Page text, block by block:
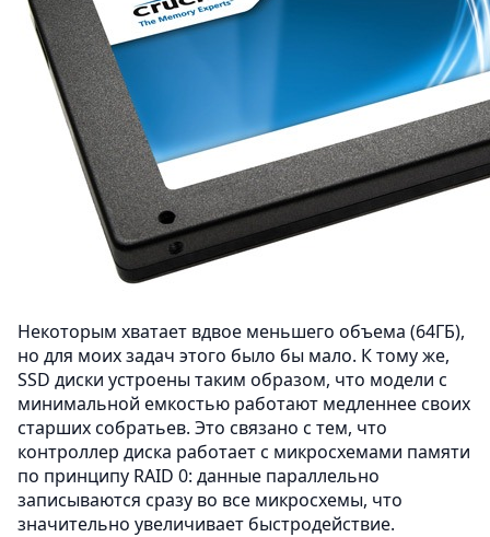
Некоторым хватает вдвое меньшего объема (64ГБ),
но для моих задач этого было бы мало. К тому же,
SSD диски устроены таким образом, что модели с
минимальной емкостью работают медленнее своих
старших собратьев. Это связано с тем, что
контроллер диска работает с микросхемами памяти
по принципу RAID 0: данные параллельно
записываются сразу во все микросхемы, что
значительно увеличивает быстродействие.